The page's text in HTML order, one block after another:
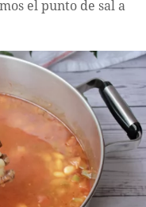
el punto de sal a